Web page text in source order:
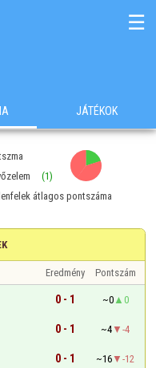
☰
JÁTÉKOK
(1)
átlagos pontszáma
Eredmény
Pontszám
0 - 1 ~0
0
0 - 1 ~4
-4
0 - 1 ~16
-12